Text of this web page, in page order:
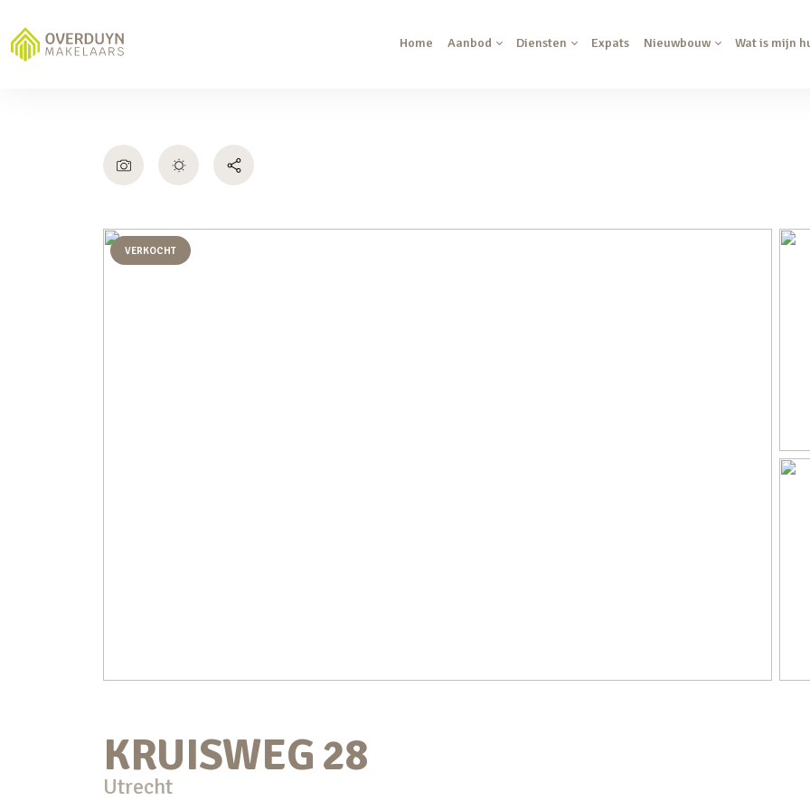
Home Aanbod Diensten Expats Nieuwbouw Wat is mijn
VERKOCHT
KRUISWEG 28
Utrecht